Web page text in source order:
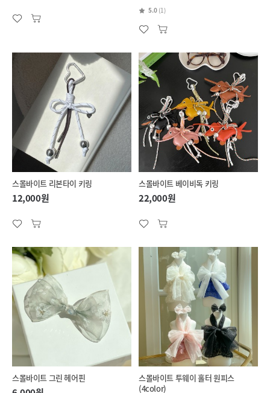
5.0 (1)
스몰바이트 리본타이 키링
12,000원
스몰바이트 베이비독 키링
22,000원
스몰바이트 그린 헤어핀
스몰바이트 투웨이 홀터 원피스
(4color)